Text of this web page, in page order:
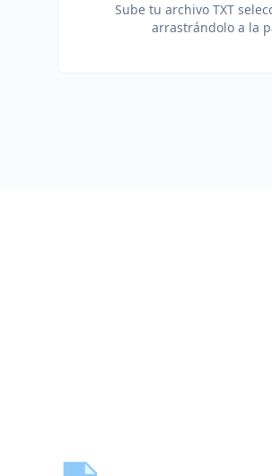
Sube tu archivo TXT
arrastrándolo a la